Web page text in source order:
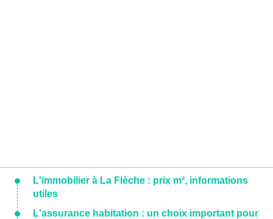
L'immobilier à La Flèche : prix m², informations
utiles
L'assurance habitation : un choix important pour